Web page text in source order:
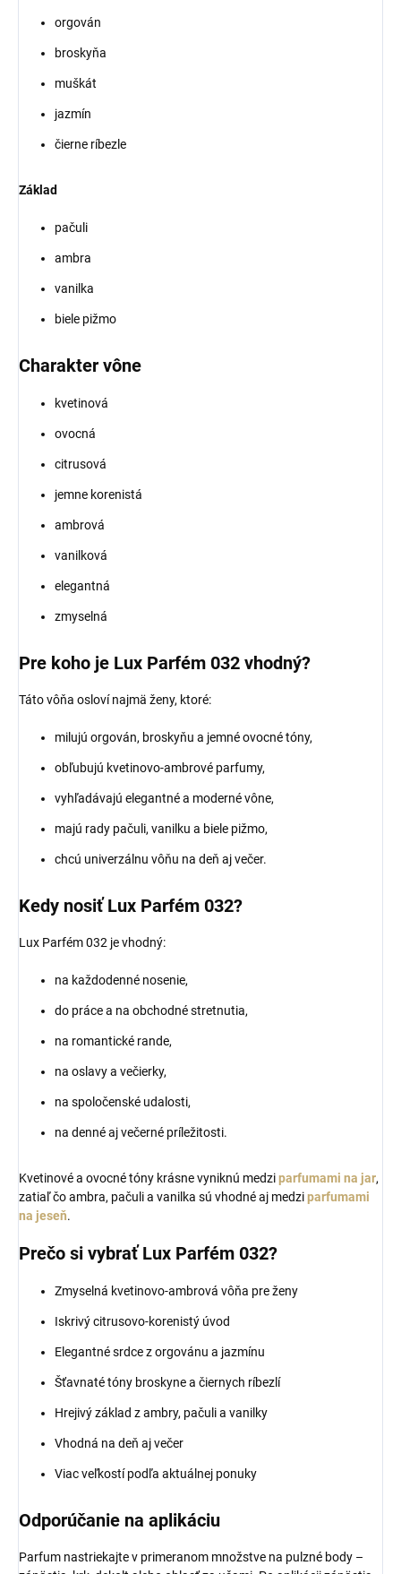
orgován
broskyňa
muškát
jazmín
čierne ríbezle
Základ
pačuli
ambra
vanilka
biele pižmo
Charakter vône
kvetinová
ovocná
citrusová
jemne korenistá
ambrová
vanilková
elegantná
zmyselná
Pre koho je Lux Parfém 032 vhodný?
Táto vôňa osloví najmä ženy, ktoré:
milujú orgován, broskyňu a jemné ovocné tóny,
obľubujú kvetinovo-ambrové parfumy,
vyhľadávajú elegantné a moderné vône,
majú rady pačuli, vanilku a biele pižmo,
chcú univerzálnu vôňu na deň aj večer.
Kedy nosiť Lux Parfém 032?
Lux Parfém 032 je vhodný:
na každodenné nosenie,
do práce a na obchodné stretnutia,
na romantické rande,
na oslavy a večierky,
na spoločenské udalosti,
na denné aj večerné príležitosti.
Kvetinové a ovocné tóny krásne vyniknú medziparfumami na jar,
zatiaľ čo ambra, pačuli a vanilka sú vhodné aj medziparfumami
na jeseň.
Prečo si vybrať Lux Parfém 032?
Zmyselná kvetinovo-ambrová vôňa pre ženy
Iskrivý citrusovo-korenistý úvod
Elegantné srdce z orgovánu a jazmínu
Šťavnaté tóny broskyne a čiernych ríbezlí
Hrejivý základ z ambry, pačuli a vanilky
Vhodná na deň aj večer
Viac veľkostí podľa aktuálnej ponuky
Odporúčanie na aplikáciu
Parfum nastriekajte v primeranom množstve na pulzné body –